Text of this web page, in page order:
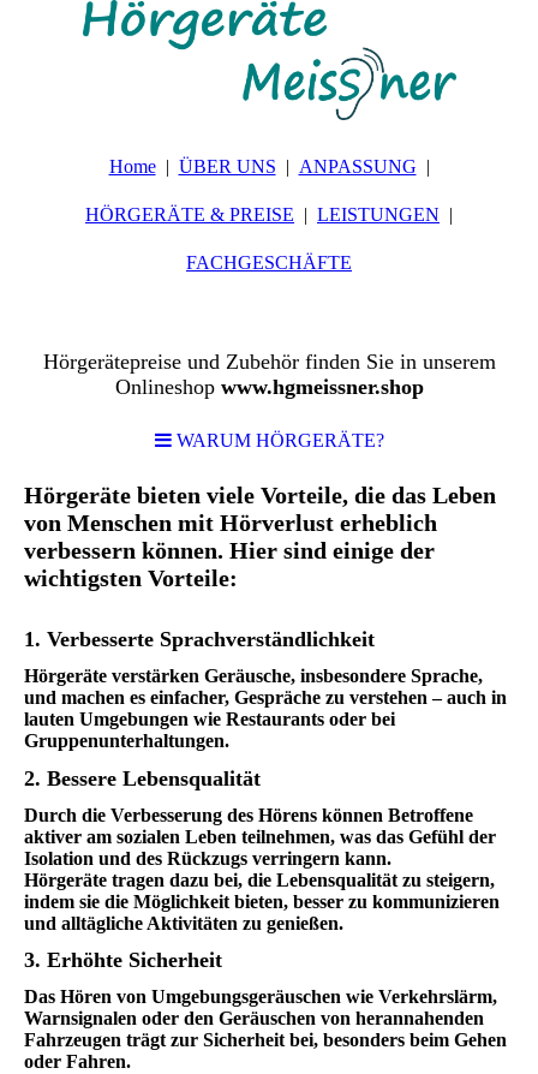
Home ÜBER UNS ANPASSUNG
HÖRGERÄTE & PREISE LEISTUNGEN
FACHGESCHÄFTE
Hörgerätepreise und Zubehör finden Sie in unserem
Onlineshop www.hgmeissner.shop
WARUM HÖRGERÄTE?
Hörgeräte bieten viele Vorteile, die das Leben
von Menschen mit Hörverlust erheblich
verbessern können. Hier sind einige der
wichtigsten Vorteile:
1. Verbesserte Sprachverständlichkeit
Hörgeräte verstärken Geräusche, insbesondere Sprache,
und machen es einfacher, Gespräche zu verstehen – auch in
lauten Umgebungen wie Restaurants oder bei
Gruppenunterhaltungen.
2. Bessere Lebensqualität
Durch die Verbesserung des Hörens können Betroffene
aktiver am sozialen Leben teilnehmen, was das Gefühl der
Isolation und des Rückzugs verringern kann.
Hörgeräte tragen dazu bei, die Lebensqualität zu steigern,
indem sie die Möglichkeit bieten, besser zu kommunizieren
und alltägliche Aktivitäten zu genießen.
3. Erhöhte Sicherheit
Das Hören von Umgebungsgeräuschen wie Verkehrslärm,
Warnsignalen oder den Geräuschen von herannahenden
Fahrzeugen trägt zur Sicherheit bei, besonders beim Gehen
oder Fahren.